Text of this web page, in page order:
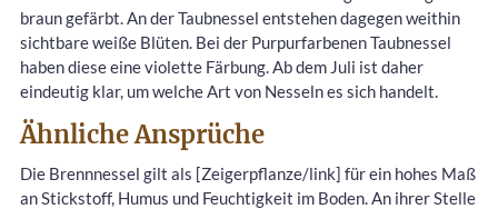
braun gefärbt. An der Taubnessel entstehen dagegen weithin
sichtbare weiße Blüten. Bei der Purpurfarbenen Taubnessel
haben diese eine violette Färbung. Ab dem Juli ist daher
eindeutig klar, um welche Art von Nesseln es sich handelt.
Ähnliche Ansprüche
Die Brennnessel gilt als [Zeigerpflanze/link] für ein hohes Maß
an Stickstoff, Humus und Feuchtigkeit im Boden. An ihrer Stelle